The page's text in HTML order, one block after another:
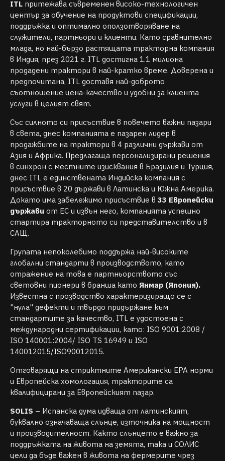
ITL притежава съвременен високо-технологичен
център за обучение на продуктови спецификации,
поддръжка и оптимално оползотворяване на
служители, партньори и клиенти. Като сравнително
млада, но най-бързо растящата тракторна компания
в Индия, през 2021 г. ITL достигна 1.1 милиона
продадени трактори в най-кратко време. Доверена и
предпочитана, ITL доставя най-доброто
съотношение цена-качество и удобни за клиента
услуги в целият свят.
Със силното си присъствие в повечето важни пазари
в света, днес компанията е пазарен лидер в
продажбите на трактори в 4 различни държави от
Азия и Африка. Предлагаща персонализирани решения
в синхрон с местните изисквания в Бразилия и Турция,
днес ITL е единствената Индийска компания с
присъствие в 20 държави в Латинска и Южна Америка.
Докато има забележимо присъствие в 33 Европейски
държави от ЕС и извън него, компанията успешно
стартира тракторното си представителство и в
САЩ.
Групата непоколебимо поддържа най-високите
глобални стандарти в производството, като
отражение на това е партньорството със
световни пионери в бранша като Янмар (Япония).
Известна с прозводство характеризиращо се с
"нула" дефекти и твърдо придържане към
стандартите за качество, ITL е удостоена с
международни сертификации, като: ISO 9001:2008 /
ISO 140001:2004/ ISO TS 16949 и ISO
140012015/ISO90012015.
Отговарящи на стриктните Американски EPA норми
и Европейска хомологация, тракторите са
квалифицирани за Европейският пазар.
SOLIS – Испанска дума идваща от латинският,
буквално означаваща слънце, източника на мощност
и производителност. Както слънцето е важно за
поддръжката на живота на земята, така и СОЛИС
цели да бъде важен в живота на фермерите чрез